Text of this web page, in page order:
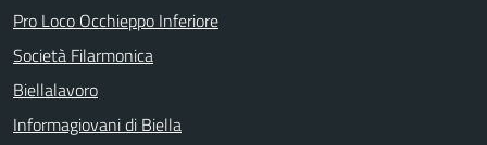
Pro Loco Occhieppo Inferiore
Società Filarmonica
Biellalavoro
Informagiovani di Biella